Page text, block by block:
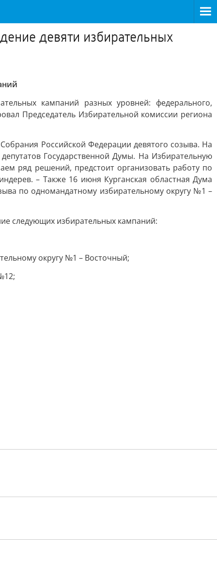
девяти избирательных
кампаний разных уровней: федерального,
Председатель Избирательной комиссии региона
Российской Федерации девятого созыва. На
Государственной Думы. На Избирательную
ряд решений, предстоит организовать работу по
– Также 16 июня Курганская областная Дума
по одномандатному избирательному округу №1 –
следующих избирательных кампаний:
округу №1 – Восточный;